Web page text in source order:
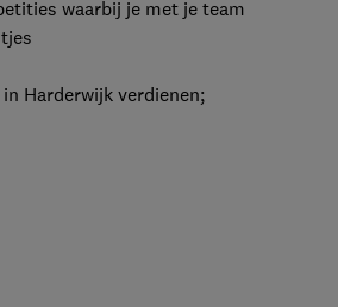
waarbij je met je team
Harderwijk verdienen;